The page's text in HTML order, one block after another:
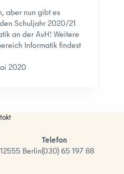
aber nun gibt es
Schuljahr 2020/21
an der AvH! Weitere
Informatik findest
2020
Berlin
Telefon
(030) 65 197 88